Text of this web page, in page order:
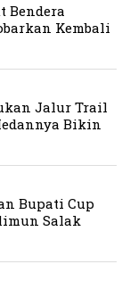
Bendera
Kembali
Jalur Trail
Bikin
Bupati Cup
Salak